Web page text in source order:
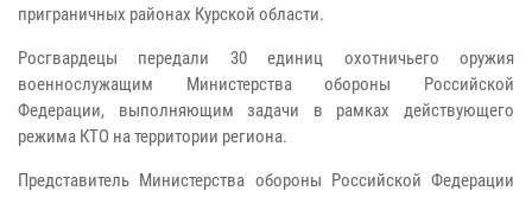
приграничных районах Курской области.
Росгвардецы передали 30 единиц охотничьего оружия
военнослужащим Министерства обороны Российской
Федерации, выполняющим задачи в рамках действующего
режима КТО на территории региона.
Представитель Министерства обороны Российской Федерации